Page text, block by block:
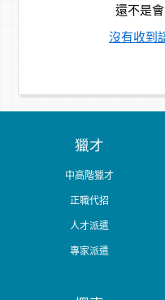
還不是
沒有收到
獵才
中高階獵才
正職代招
人才派遣
專家派遣